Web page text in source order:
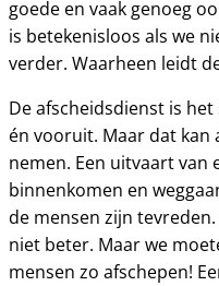
goede en vaak genoeg
is betekenisloos als we
verder. Waarheen leidt
De afscheidsdienst is
én vooruit. Maar dat kan
nemen. Een uitvaart van
binnenkomen en
de mensen zijn
niet beter. Maar we
mensen zo afschepen!